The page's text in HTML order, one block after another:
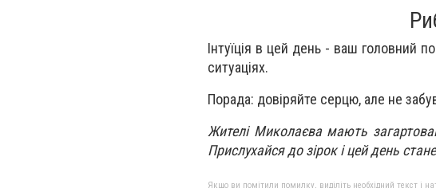
Інтуїція в цей день - ваш головний
ситуаціях.
Порада: довіряйте серцю, але не
Жителі Миколаєва мають
Прислухайся до зірок і цей день
Якщо ви помітили помилку, виділіть необхідний текст і